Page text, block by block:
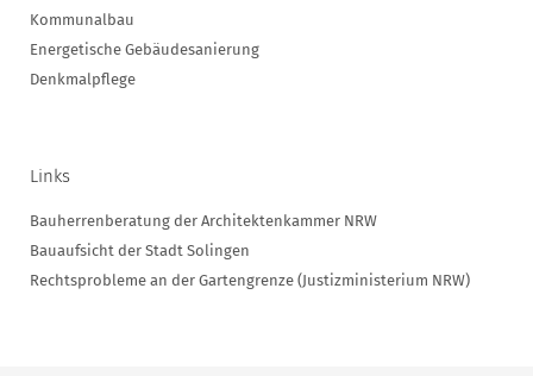
Kommunalbau
Energetische Gebäudesanierung
Denkmalpflege
Links
Bauherrenberatung der Architektenkammer NRW
Bauaufsicht der Stadt Solingen
Rechtsprobleme an der Gartengrenze (Justizministerium NRW)